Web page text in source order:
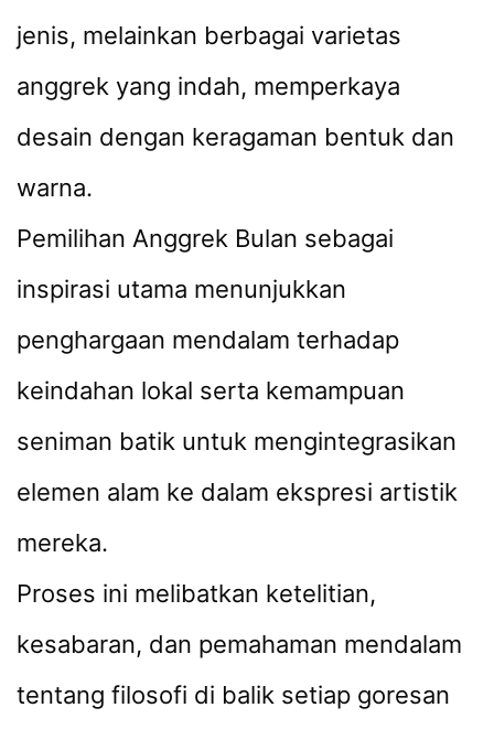
jenis, melainkan berbagai varietas
anggrek yang indah, memperkaya
desain dengan keragaman bentuk dan
warna.
Pemilihan Anggrek Bulan sebagai
inspirasi utama menunjukkan
penghargaan mendalam terhadap
keindahan lokal serta kemampuan
seniman batik untuk mengintegrasikan
elemen alam ke dalam ekspresi artistik
mereka.
Proses ini melibatkan ketelitian,
kesabaran, dan pemahaman mendalam
tentang filosofi di balik setiap goresan